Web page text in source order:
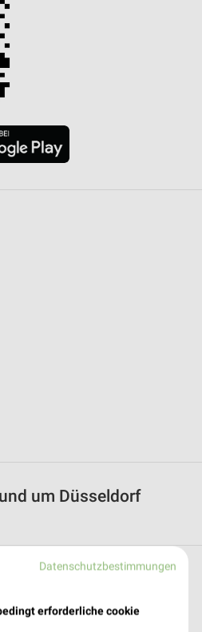
um Düsseldorf
Datenschutzbestimmungen
erforderliche cookie